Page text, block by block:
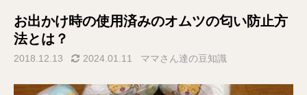
お出かけ時の使用済みのオムツの匂い防止方
法とは？
2018.12.13 2024.01.11 ママさん達の豆知識